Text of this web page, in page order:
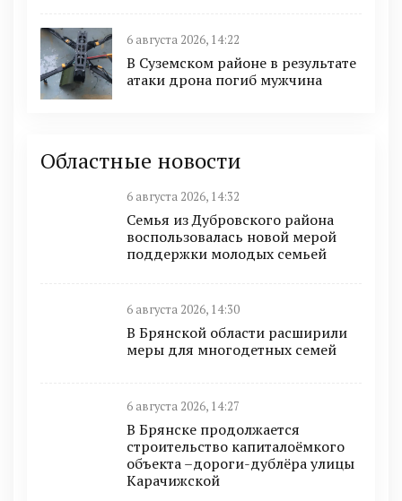
6 августа 2026, 14:22
В Суземском районе в результате
атаки дрона погиб мужчина
Областные новости
6 августа 2026, 14:32
Семья из Дубровского района
воспользовалась новой мерой
поддержки молодых семьей
6 августа 2026, 14:30
В Брянской области расширили
меры для многодетных семей
6 августа 2026, 14:27
В Брянске продолжается
строительство капиталоёмкого
объекта –дороги-дублёра улицы
Карачижской